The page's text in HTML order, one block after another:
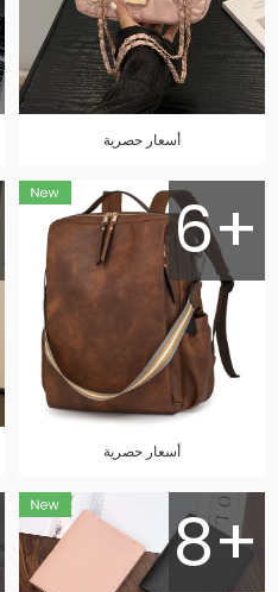
أسعار حصرية
6+
أسعار حصرية
8+